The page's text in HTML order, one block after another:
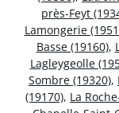
près-Feyt
Lamongerie
Basse (19160),
Lagleygeolle
Sombre (19320),
(19170), La